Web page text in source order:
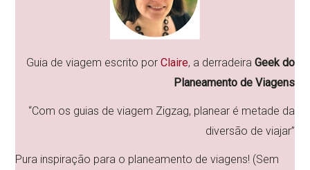
Guia de viagem escrito por Claire, a derradeira Geek do
Planeamento de Viagens
“Com os guias de viagem Zigzag, planear é metade da
diversão de viajar”
Pura inspiração para o planeamento de viagens! (Sem